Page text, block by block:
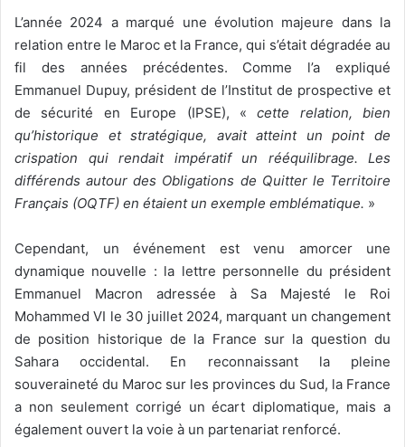
L’année 2024 a marqué une évolution majeure dans la
relation entre le Maroc et la France, qui s’était dégradée au
fil des années précédentes. Comme l’a expliqué
Emmanuel Dupuy, président de l’Institut de prospective et
de sécurité en Europe (IPSE), « cette relation, bien
qu’historique et stratégique, avait atteint un point de
crispation qui rendait impératif un rééquilibrage. Les
différends autour des Obligations de Quitter le Territoire
Français (OQTF) en étaient un exemple emblématique. »
Cependant, un événement est venu amorcer une
dynamique nouvelle : la lettre personnelle du président
Emmanuel Macron adressée à Sa Majesté le Roi
Mohammed VI le 30 juillet 2024, marquant un changement
de position historique de la France sur la question du
Sahara occidental. En reconnaissant la pleine
souveraineté du Maroc sur les provinces du Sud, la France
a non seulement corrigé un écart diplomatique, mais a
également ouvert la voie à un partenariat renforcé.